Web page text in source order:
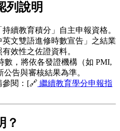
列說明
續教育積分」自主申報資格。
文雙語進修時數宣告」之結業
效性之佐證資料。
，將依各發證機構（如 PMI,
告與審核結果為準。
參閱：[🔗 繼續教育學分申報指
？